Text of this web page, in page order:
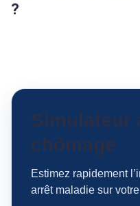
?
Simulateur
chômage
Estimez rapidement
arrêt maladie sur